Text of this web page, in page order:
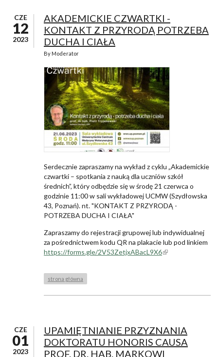
CZE
12
2023
AKADEMICKIE CZWARTKI -
KONTAKT Z PRZYRODĄ POTRZEBA
DUCHA I CIAŁA
By Moderator
Serdecznie zapraszamy na wykład z cyklu „Akademickie
czwartki – spotkania z nauką dla uczniów szkół
średnich”, który odbędzie się w środę 21 czerwca o
godzinie 11:00 w sali wykładowej UCMW (Szydłowska
43, Poznań). nt. "KONTAKT Z PRZYRODĄ -
POTRZEBA DUCHA I CIAŁA"
Zapraszamy do rejestracji grupowej lub indywidualnej
za pośrednictwem kodu QR na plakacie lub pod linkiem
https://forms.gle/2V53ZetjxABacL9X6(link is external)
strona główna
CZE
01
2023
UPAMIĘTNIANIE PRZYZNANIA
DOKTORATU HONORIS CAUSA
PROF. DR. HAB. MARKOWI